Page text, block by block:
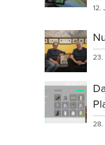
12.
23.
28.